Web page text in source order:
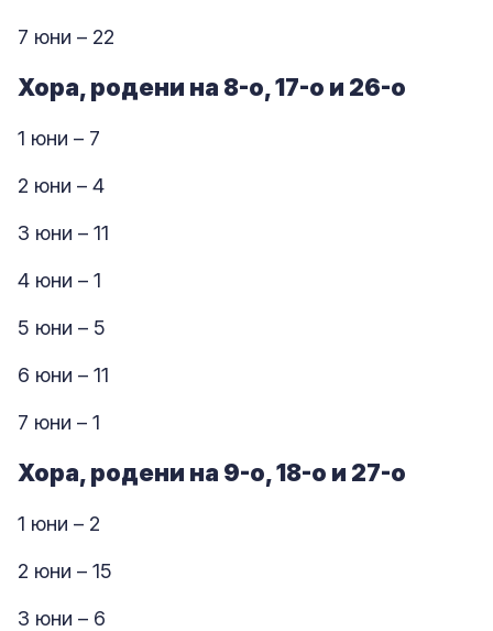
7 юни – 22
Хора, родени на 8-о, 17-о и 26-о
1 юни – 7
2 юни – 4
3 юни – 11
4 юни – 1
5 юни – 5
6 юни – 11
7 юни – 1
Хора, родени на 9-о, 18-о и 27-о
1 юни – 2
2 юни – 15
3 юни – 6